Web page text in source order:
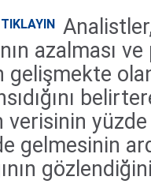
azalması
gelişmekte
verisinin
gelmesinin